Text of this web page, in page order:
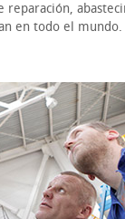
en todo el mundo.